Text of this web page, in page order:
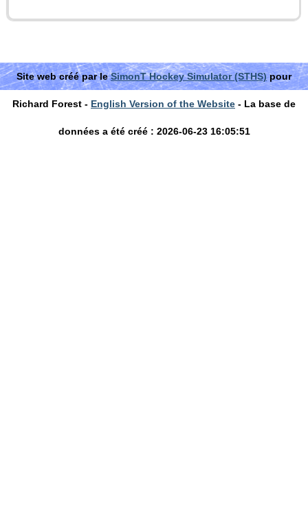
Site web créé par leSimonT Hockey Simulator (STHS)pour
Richard Forest - English Version of the Website - La base de
données a été créé : 2026-06-23 16:05:51